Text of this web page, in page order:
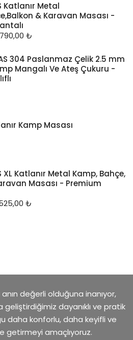
Katlanır Metal
& Karavan Masası -
₺
304 Paslanmaz Çelik 2.5 mm
Mangalı Ve Ateş Çukuru -
Kamp Masası
XL Katlanır Metal Kamp, Bahçe,
Masası - Premium
₺
değerli olduğuna inanıyor,
geliştirdiğimiz dayanıklı ve pratik
daha konforlu, daha keyifli ve
getirmeyi amaçlıyoruz.